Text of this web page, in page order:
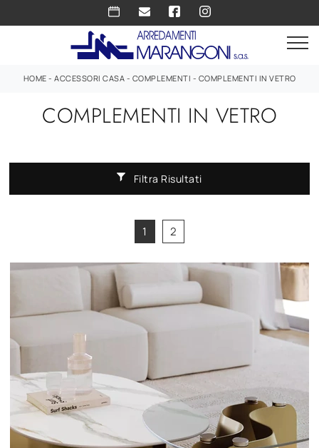
HOME - ACCESSORI CASA - COMPLEMENTI - COMPLEMENTI IN VETRO
COMPLEMENTI IN VETRO
Filtra Risultati
1 2